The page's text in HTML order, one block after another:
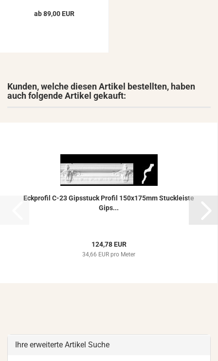
ab 89,00 EUR
Kunden, welche diesen Artikel bestellten, haben
auch folgende Artikel gekauft:
Eck­pro­fil C-23 Gips­stuck Pro­fil 150x175mm Stuck­leis­te
Gips...
124,78 EUR
34,66 EUR pro Meter
Ihre erweiterte Artikel Suche